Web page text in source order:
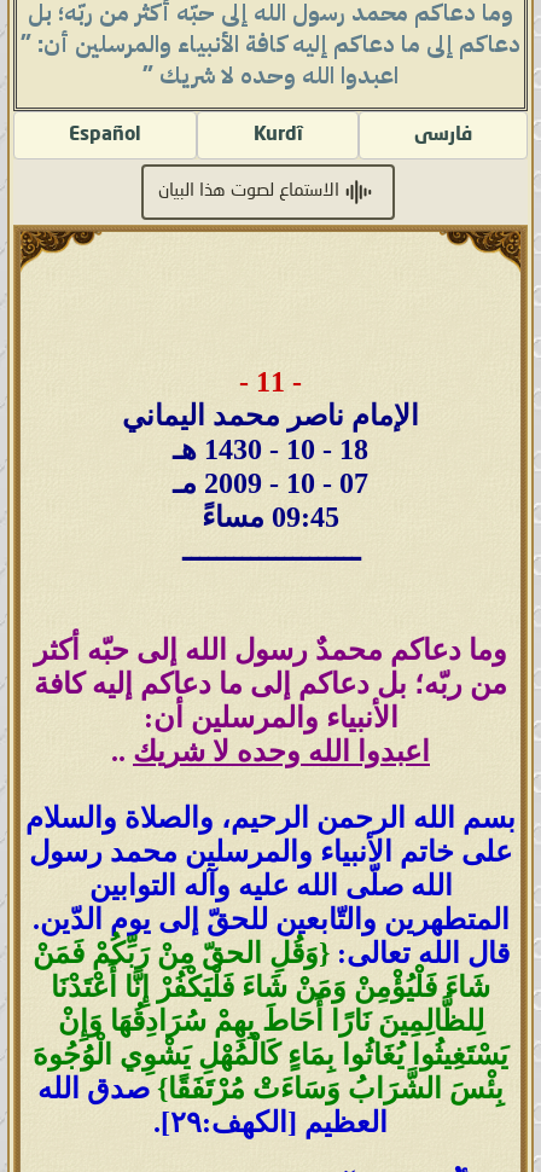
وما دعاكم محمد رسول الله إلى حبّه أكثر من ربّه؛ بل
دعاكم إلى ما دعاكم إليه كافة الأنبياء والمرسلين أن: "
اعبدوا الله وحده لا شريك "
فارسى Kurdî
Español
الاستماع لصوت هذا البيان
- 11 -
الإمام ناصر محمد اليماني
18 - 10 - 1430 هـ
07 - 10 - 2009 مـ
09:45 مساءً
ـــــــــــــــــــــ
وما دعاكم محمدٌ رسول الله إلى حبّه أكثر
من ربّه؛ بل دعاكم إلى ما دعاكم إليه كافة
الأنبياء والمرسلين أن:
اعبدوا الله وحده لا شريك ..
بسم الله الرحمن الرحيم، والصلاة والسلام
على خاتم الأنبياء والمرسلين محمد رسول
الله صلّى الله عليه وآله التوابين
المتطهرين والتّابعين للحقّ إلى يوم الدّين.
قال الله تعالى:{وَقُلِ الحقّ مِنْ رَبِّكُمْ فَمَنْ
شَاءَ فَلْيُؤْمِنْ وَمَنْ شَاءَ فَلْيَكْفُرْ إِنَّا أَعْتَدْنَا
لِلظَّالِمِينَ نَارًا أَحَاطَ بِهِمْ سُرَادِقُهَا وَإِنْ
يَسْتَغِيثُوا يُغَاثُوا بِمَاءٍ كَالْمُهْلِ يَشْوِي الْوُجُوهَ
بِئْسَ الشَّرَابُ وَسَاءَتْ مُرْتَفَقًا} صدق الله
العظيم [الكهف:٢٩].